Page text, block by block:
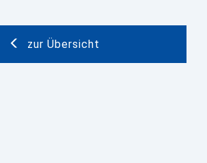
zur Übersicht